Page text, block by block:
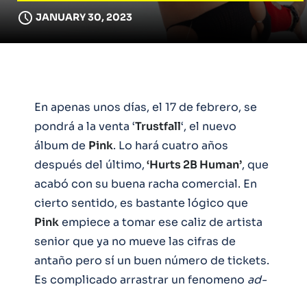
JANUARY 30, 2023
En apenas unos días, el 17 de febrero, se
pondrá a la venta ‘Trustfall‘, el nuevo
álbum de Pink. Lo hará cuatro años
después del último,‘Hurts 2B Human’, que
acabó con su buena racha comercial. En
cierto sentido, es bastante lógico que
Pinkempiece a tomar ese caliz de artista
senior que ya no mueve las cifras de
antaño pero sí un buen número de tickets.
Es complicado arrastrar un fenomeno ad-